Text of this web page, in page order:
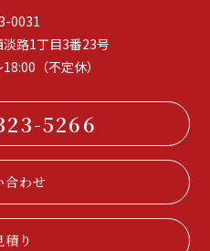
0031
路1丁目3番23号
（不定休）
5266
合わせ
積り